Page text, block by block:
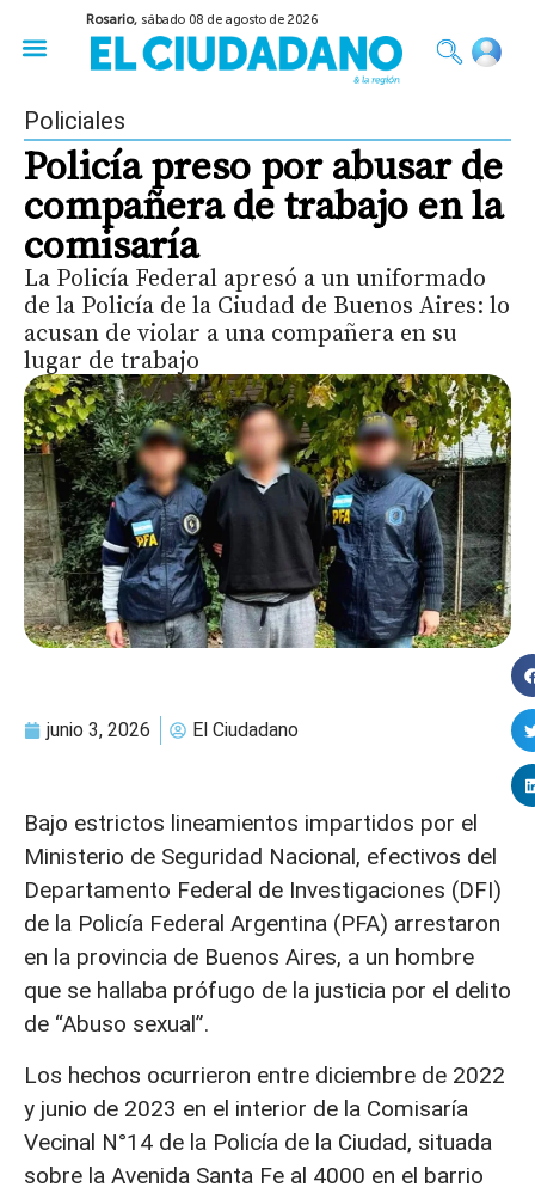
Rosario, sábado 08 de agosto de 2026
Policiales
Policía preso por abusar de
compañera de trabajo en la
comisaría
La Policía Federal apresó a un uniformado
de la Policía de la Ciudad de Buenos Aires: lo
acusan de violar a una compañera en su
lugar de trabajo
junio 3, 2026 El Ciudadano
Bajo estrictos lineamientos impartidos por el
Ministerio de Seguridad Nacional, efectivos del
Departamento Federal de Investigaciones (DFI)
de la Policía Federal Argentina (PFA) arrestaron
en la provincia de Buenos Aires, a un hombre
que se hallaba prófugo de la justicia por el delito
de “Abuso sexual”.
Los hechos ocurrieron entre diciembre de 2022
y junio de 2023 en el interior de la Comisaría
Vecinal N°14 de la Policía de la Ciudad, situada
sobre la Avenida Santa Fe al 4000 en el barrio